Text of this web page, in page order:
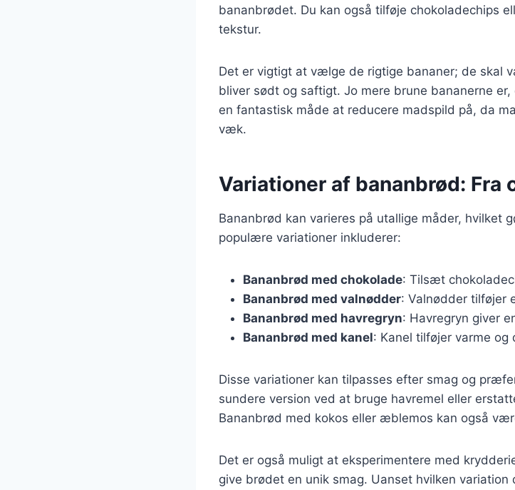
bananbrødet. Du kan også tilføje chokoladechips
tekstur.
Det er vigtigt at vælge de rigtige bananer; de skal
bliver sødt og saftigt. Jo mere brune bananerne
en fantastisk måde at reducere madspild på, da
væk.
Variationer af bananbrød: Fra
Bananbrød kan varieres på utallige måder, hvilket
populære variationer inkluderer:
Bananbrød med chokolade: Tilsæt
Bananbrød med valnødder: Valnødder tilføjer
Bananbrød med havregryn: Havregryn giver
Bananbrød med kanel: Kanel tilføjer varme og
Disse variationer kan tilpasses efter smag og
sundere version ved at bruge havremel eller
Bananbrød med kokos eller æblemos kan også
Det er også muligt at eksperimentere med
give brødet en unik smag. Uanset hvilken